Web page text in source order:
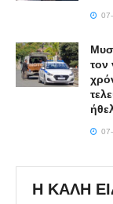
τον
Η ΚΑΛΗ